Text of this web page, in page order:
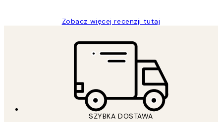
Zobacz więcej recenzji tutaj
SZYBKA DOSTAWA